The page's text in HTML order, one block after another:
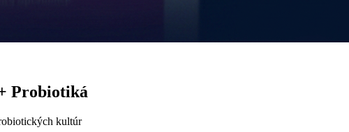
Probiotiká
kultúr